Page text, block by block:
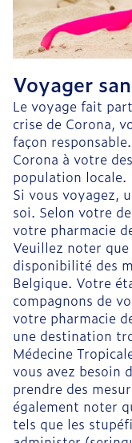
Voyager
Le voyage fait
crise de Corona,
façon
Corona à votre
population locale.
Si vous voyagez,
soi. Selon votre
votre pharmacie
Veuillez noter
disponibilité des
Belgique. Votre
compagnons de
votre pharmacie
une destination
Médecine
vous avez besoin
prendre des
également noter
tels que les